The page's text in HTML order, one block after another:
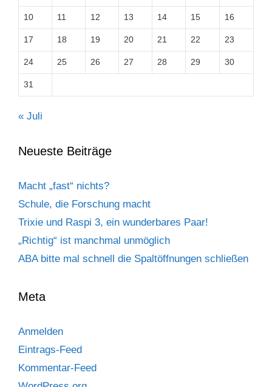
10 11 12 13 14 15 16
17 18 19 20 21 22 23
24 25 26 27 28 29 30
31
« Juli
Neueste Beiträge
Macht „fast“ nichts?
Schule, die Forschung macht
Trixie und Raspi 3, ein wunderbares Paar!
„Richtig“ ist manchmal unmöglich
ABA bitte mal schnell die Spaltöffnungen schließen
Meta
Anmelden
Eintrags-Feed
Kommentar-Feed